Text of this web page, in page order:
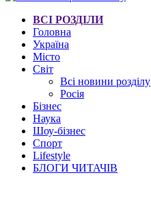
ВСІ РОЗДІЛИ
Головна
Україна
Місто
Світ
Всі новини розділу
Росія
Бізнес
Наука
Шоу-бізнес
Спорт
Lifestyle
БЛОГИ ЧИТАЧІВ